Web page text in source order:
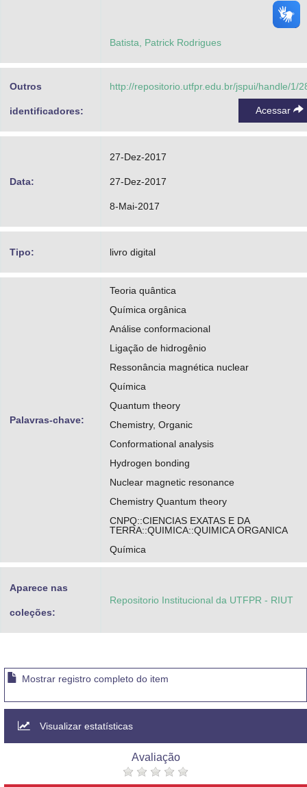
Batista, Patrick Rodrigues
Outros
identificadores:
http://repositorio.utfpr.edu.br/jspui/handle/1/
Acessar
Data:
27-Dez-2017
27-Dez-2017
8-Mai-2017
Tipo: livro digital
Palavras-chave:
Teoria quântica
Química orgânica
Análise conformacional
Ligação de hidrogênio
Ressonância magnética nuclear
Química
Quantum theory
Chemistry, Organic
Conformational analysis
Hydrogen bonding
Nuclear magnetic resonance
Chemistry Quantum theory
CNPQ::CIENCIAS EXATAS E DA
TERRA::QUIMICA::QUIMICA ORGANICA
Química
Aparece nas
coleções:
Repositorio Institucional da UTFPR - RIUT
Mostrar registro completo do item
Visualizar estatísticas
Avaliação